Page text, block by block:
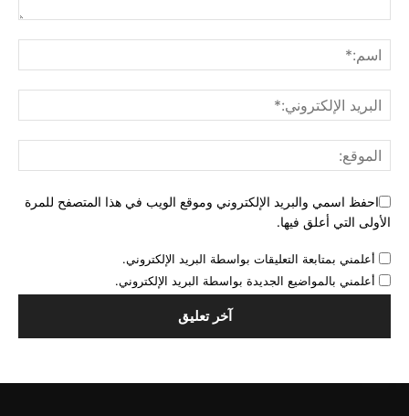
احفظ اسمي والبريد الإلكتروني وموقع الويب في هذا المتصفح للمرة
الأولى التي أعلق فيها.
أعلمني بمتابعة التعليقات بواسطة البريد الإلكتروني.
أعلمني بالمواضيع الجديدة بواسطة البريد الإلكتروني.